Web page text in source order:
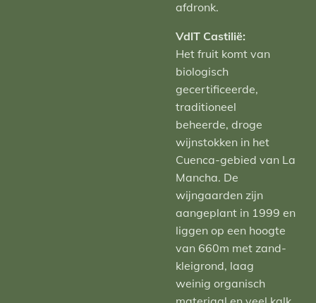
afdronk.
VdlT Castilië:
Het fruit komt van
biologisch
gecertificeerde,
traditioneel
beheerde, droge
wijnstokken in het
Cuenca-gebied van La
Mancha. De
wijngaarden zijn
aangeplant in 1999 en
liggen op een hoogte
van 660m met zand-
kleigrond, laag
weinig organisch